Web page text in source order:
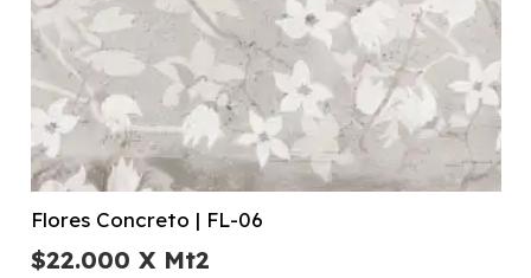
Flores Concreto | FL-06
$22.000 X Mt2